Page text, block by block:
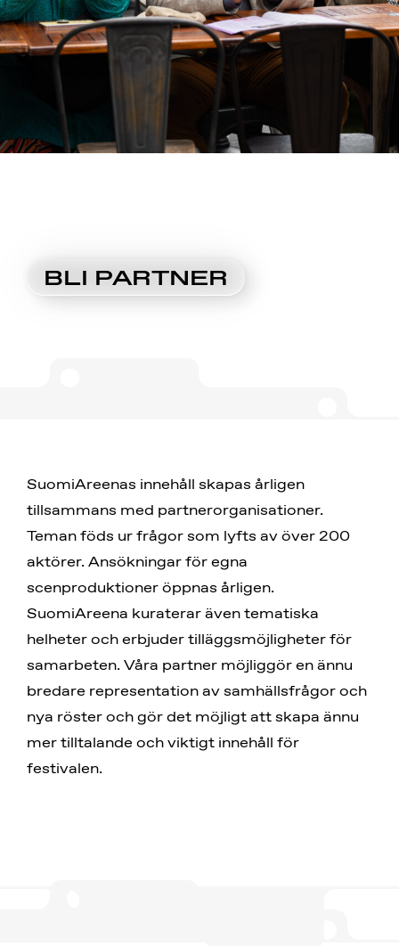
BLI PARTNER
SuomiAreenas innehåll skapas årligen
tillsammans med partnerorganisationer.
Teman föds ur frågor som lyfts av över 200
aktörer. Ansökningar för egna
scenproduktioner öppnas årligen.
SuomiAreena kuraterar även tematiska
helheter och erbjuder tilläggsmöjligheter för
samarbeten. Våra partner möjliggör en ännu
bredare representation av samhällsfrågor och
nya röster och gör det möjligt att skapa ännu
mer tilltalande och viktigt innehåll för
festivalen.